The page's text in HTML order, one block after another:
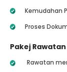
Kemudahan
Proses
Pakej Rawatan
Rawatan